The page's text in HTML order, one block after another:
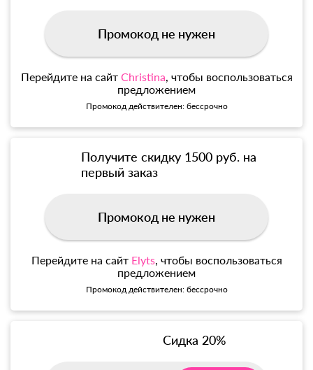
Промокод не нужен
Перейдите на сайт Christina, чтобы воспользоваться
предложением
Промокод действителен: бессрочно
Получите скидку 1500 руб. на
первый заказ
Промокод не нужен
Перейдите на сайт Elyts, чтобы воспользоваться
предложением
Промокод действителен: бессрочно
Сидка 20%